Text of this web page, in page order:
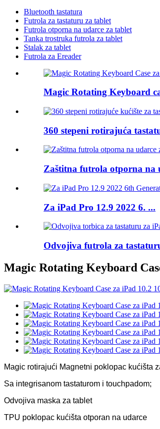
Bluetooth tastatura
Futrola za tastaturu za tablet
Futrola otporna na udarce za tablet
Tanka trostruka futrola za tablet
Stalak za tablet
Futrola za Ereader
Magic Rotating Keyboard
360 stepeni rotirajuća
Zaštitna futrola otporna na
Za iPad Pro 12.9 2022 6. ...
Odvojiva futrola za
Magic Rotating Keyboard
Magic rotirajući Magnetni poklopac kućišta
Sa integrisanom tastaturom i touchpadom;
Odvojiva maska ​​za tablet
TPU poklopac kućišta otporan na udarce